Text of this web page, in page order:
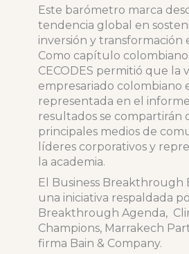
Este barómetro marca
tendencia global en
inversión y transformación
Como capítulo colombiano
CECODES permitió que la
empresariado colombiano
representada en el
resultados se compartirán
principales medios de
líderes corporativos y
la academia.
El Business Breakthrough
una iniciativa respaldada
Breakthrough Agenda,
Champions, Marrakech
firma Bain & Company.